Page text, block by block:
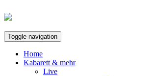
Toggle navigation
Home
Kabarett & mehr
Live